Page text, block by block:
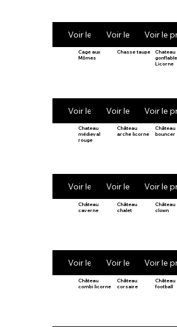
Voir le produitVoir le produit
Voir le
Cage aux
Mômes
Voir le produit
Chasse taupe
Voir le produit
Chateau
gonflable
Licorne
Voir le
Chateau
médieval
rouge
Voir le produit
Château
arche licorne
Voir le produit
Château
bouncer
Voir le
Château
caverne
Voir le produit
Château
chalet
Voir le produit
Château
clown
Voir le
Château
combi licorne
Château
corsaire
Château
football